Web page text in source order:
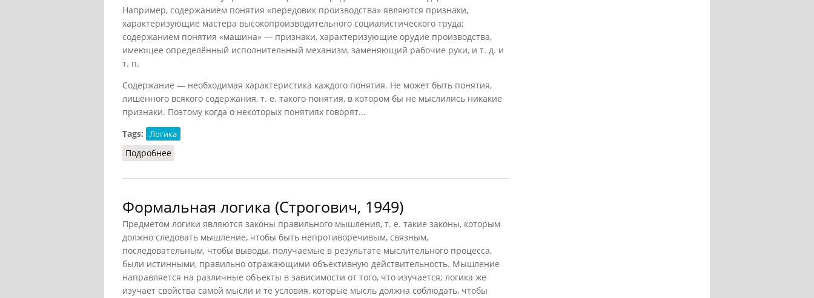
Например, содержанием понятия «передовик производства» являются признаки,
характеризующие мастера высокопроизводительного социалистического труда;
содержанием понятия «машина» — признаки, характеризующие орудие производства,
имеющее определённый исполнительный механизм, заменяющий рабочие руки, и т. д. и
т. п.
Содержание — необходимая характеристика каждого понятия. Не может быть понятия,
лишённого всякого содержания, т. е. такого понятия, в котором бы не мыслились никакие
признаки. Поэтому когда о некоторых понятиях говорят...
Tags:
Логика
Подробнее
Формальная логика (Строгович, 1949)
Предметом логики являются законы правильного мышления, т. е. такие законы, которым
должно следовать мышление, чтобы быть непротиворечивым, связным,
последовательным, чтобы выводы, получаемые в результате мыслительного процесса,
были истинными, правильно отражающими объективную действительность. Мышление
направляется на различные объекты в зависимости от того, что изучается; логика же
изучает свойства самой мысли и те условия, которые мысль должна соблюдать, чтобы